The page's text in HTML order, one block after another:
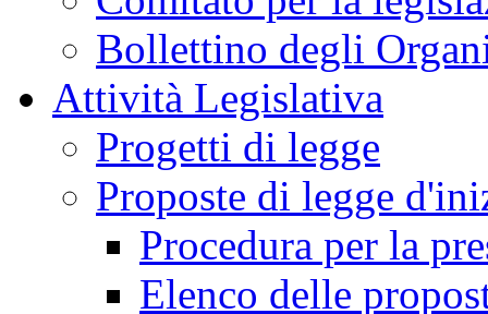
Bollettino degli
Attività Legislativa
Progetti di legge
Proposte di legge
Procedura per la
Elenco delle